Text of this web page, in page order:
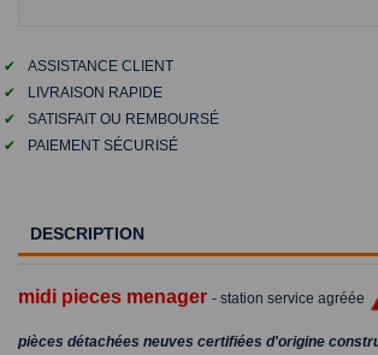
✔
ASSISTANCE CLIENT
✔
LIVRAISON RAPIDE
✔
SATISFAIT OU REMBOURSÉ
✔
PAIEMENT SÉCURISÉ
DESCRIPTION
midi pieces menager - station service agréée
pièces détachées neuves certifiées d'origine